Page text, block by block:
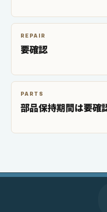
REPAIR
要確認
PARTS
部品保持期間は要確